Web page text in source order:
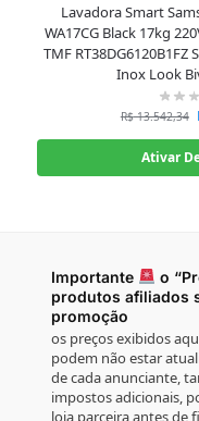
Lavadora Smart
WA17CG Black 17kg
TMF
Inox Look
R$13.542,34
Ativar
Importante
o
produtos afiliados
promoção
os preços exibidos
podem não estar
de cada anunciante,
impostos adicionais,
loja parceira antes de